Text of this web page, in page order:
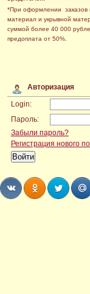
*При оформлении заказов
материал и укрывной
суммой более 40 000
предоплата от 50%.
Авторизация
Login:
Пароль:
Забыли пароль?
Регистрация нового